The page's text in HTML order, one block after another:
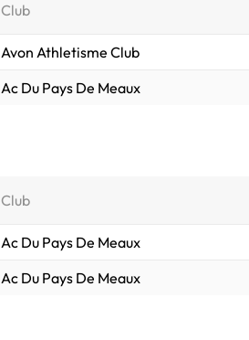
Club
Avon Athletisme Club
Ac Du Pays De Meaux
Club
Ac Du Pays De Meaux
Ac Du Pays De Meaux